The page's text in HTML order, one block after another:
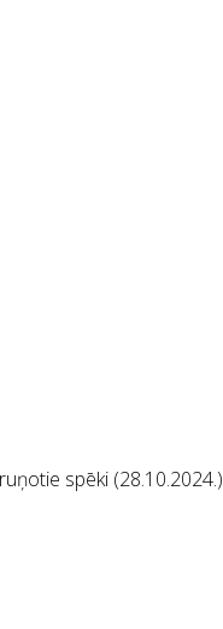
spēki (28.10.2024.)